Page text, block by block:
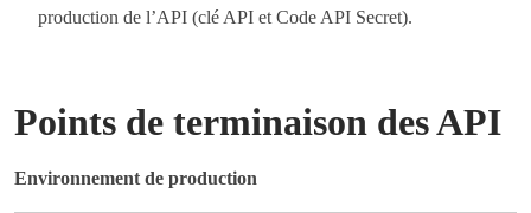
production de l’API (clé API et Code API Secret).
Points de terminaison des API
Environnement de production